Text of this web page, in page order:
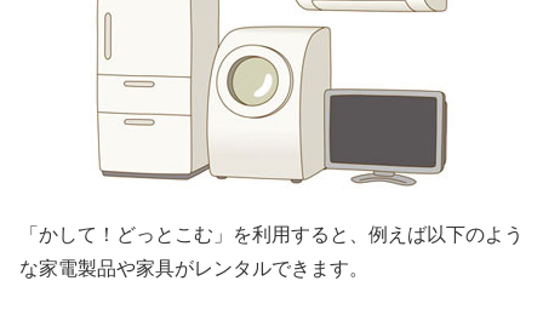
「かして！どっとこむ」を利用すると、例えば以下のよう
な家電製品や家具がレンタルできます。